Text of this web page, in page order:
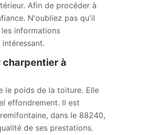
Afin de procéder à
N'oubliez pas qu'il
informations
charpentier à
le poids de la toiture. Elle
effondrement. Il est
dans le 88240,
de ses prestations.